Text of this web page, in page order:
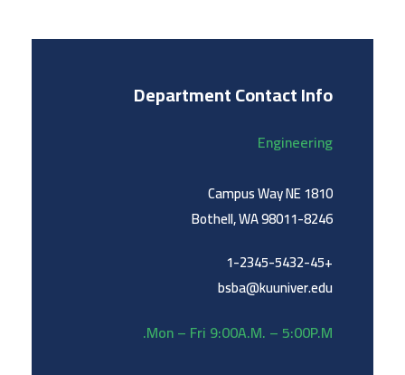
Department Contact Info
Engineering
1810 Campus Way NE
Bothell, WA 98011-8246
+1-2345-5432-45
bsba@kuuniver.edu
Mon – Fri 9:00A.M. – 5:00P.M.